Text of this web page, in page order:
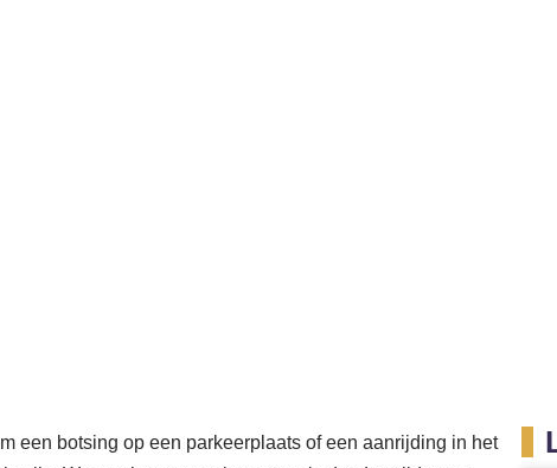
een botsing op een parkeerplaats of een aanrijding in het